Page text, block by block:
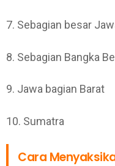
7. Sebagian besar
8. Sebagian Bangka
9. Jawa bagian Barat
10. Sumatra
Cara